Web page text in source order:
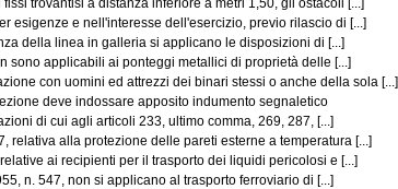
trovantisi a distanza inferiore a metri 1,50, gli ostacoli [...]
e nell'interesse dell'esercizio, previo rilascio di [...]
della linea in galleria si applicano le disposizioni di [...]
applicabili ai ponteggi metallici di proprietà delle [...]
con uomini ed attrezzi dei binari stessi o anche della sola [...]
deve indossare apposito indumento segnaletico
di cui agli articoli 233, ultimo comma, 269, 287, [...]
alla protezione delle pareti esterne a temperatura [...]
ai recipienti per il trasporto dei liquidi pericolosi e [...]
n. 547, non si applicano al trasporto ferroviario di [...]